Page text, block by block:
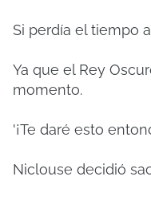
Si perdía el tiempo
Ya que el Rey
momento.
'¡Te daré esto
Niclouse decidió